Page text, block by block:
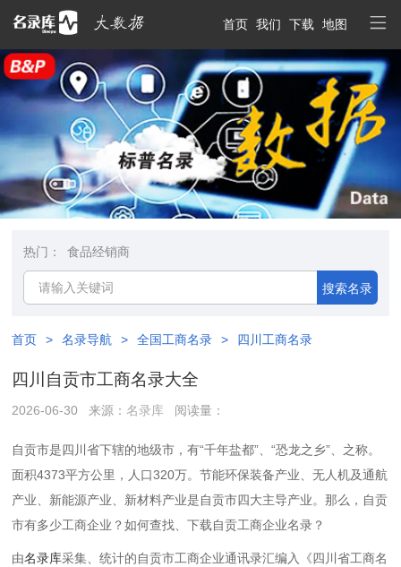
首页 我们 下载 地图
热门： 食品经销商
搜索名录
首页 > 名录导航 > 全国工商名录 > 四川工商名录
四川自贡市工商名录大全
2026-06-30 来源：名录库 阅读量：
自贡市是四川省下辖的地级市，有“千年盐都”、“恐龙之乡”、之称。
面积4373平方公里，人口320万。节能环保装备产业、无人机及通航
产业、新能源产业、新材料产业是自贡市四大主导产业。那么， 自贡
市有多少工商企业？如何查找、下载自贡工商企业名录？
由名录库采集、统计的自贡市工商企业通讯录汇编入《四川省工商名